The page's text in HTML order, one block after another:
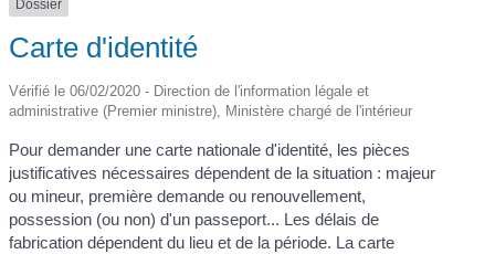
Dossier
Carte d'identité
Vérifié le 06/02/2020 - Direction de l'information légale et
administrative (Premier ministre), Ministère chargé de l'intérieur
Pour demander une carte nationale d'identité, les pièces
justificatives nécessaires dépendent de la situation : majeur
ou mineur, première demande ou renouvellement,
possession (ou non) d'un passeport... Les délais de
fabrication dépendent du lieu et de la période. La carte